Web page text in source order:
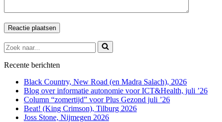
Zoek
naar...
Recente berichten
Black Country, New Road (en Madra Salach), 2026
Blog over informatie autonomie voor ICT&Health, juli ’26
Column “zomertijd” voor Plus Gezond juli ’26
Beat! (King Crimson), Tilburg 2026
Joss Stone, Nijmegen 2026